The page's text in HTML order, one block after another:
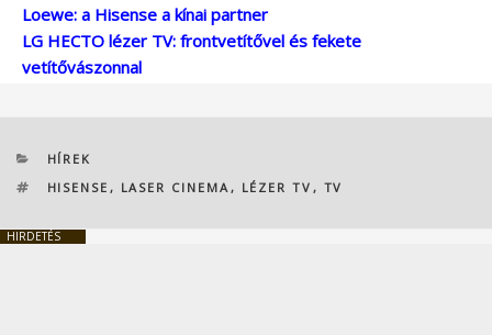
Loewe: a Hisense a kínai partner
LG HECTO lézer TV: frontvetítővel és fekete
vetítővászonnal
KATEGÓRIÁK
HÍREK
CÍMKÉK
HISENSE , LASER CINEMA , LÉZER TV , TV
HIRDETÉS